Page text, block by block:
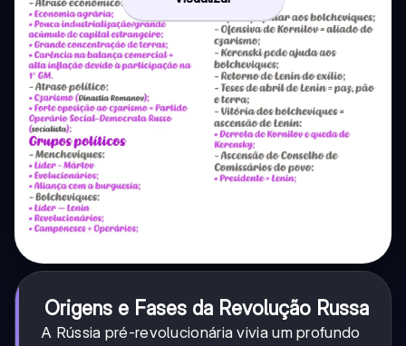
Origens e Fases da Revolução Russa
A Rússia pré-revolucionária vivia um profundo